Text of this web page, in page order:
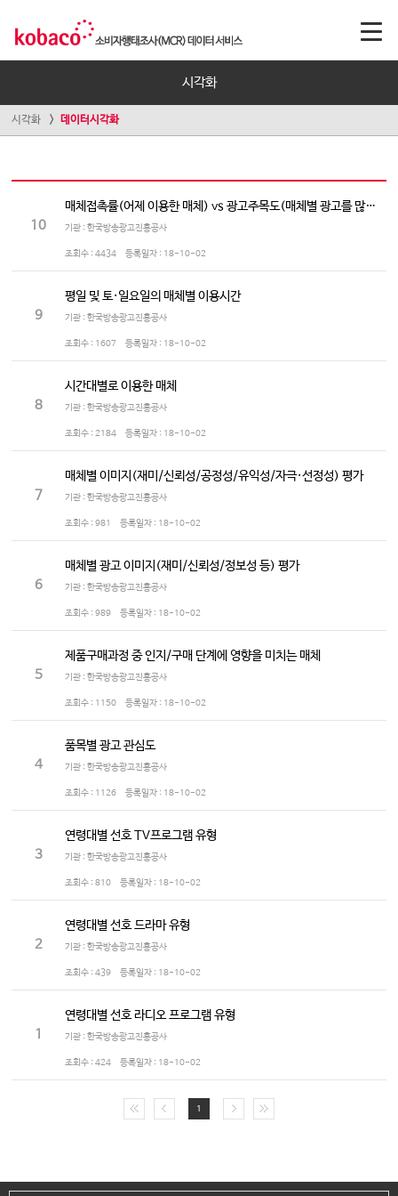
시각화
시각화 데이터시각화
10
매체접촉률(어제 이용한 매체) vs 광고주목도(매체별 광고를 많이 보는/듣는 정도)
기관 : 한국방송광고진흥공사
조회수 : 4434 등록일자 : 18-10-02
9
평일 및 토·일요일의 매체별 이용시간
기관 : 한국방송광고진흥공사
조회수 : 1607 등록일자 : 18-10-02
8
시간대별로 이용한 매체
기관 : 한국방송광고진흥공사
조회수 : 2184 등록일자 : 18-10-02
7
매체별 이미지(재미/신뢰성/공정성/유익성/자극·선정성) 평가
기관 : 한국방송광고진흥공사
조회수 : 981 등록일자 : 18-10-02
6
매체별 광고 이미지(재미/신뢰성/정보성 등) 평가
기관 : 한국방송광고진흥공사
조회수 : 989 등록일자 : 18-10-02
5
제품구매과정 중 인지/구매 단계에 영향을 미치는 매체
기관 : 한국방송광고진흥공사
조회수 : 1150 등록일자 : 18-10-02
4
품목별 광고 관심도
기관 : 한국방송광고진흥공사
조회수 : 1126 등록일자 : 18-10-02
3
연령대별 선호 TV프로그램 유형
기관 : 한국방송광고진흥공사
조회수 : 810 등록일자 : 18-10-02
2
연령대별 선호 드라마 유형
기관 : 한국방송광고진흥공사
조회수 : 439 등록일자 : 18-10-02
1
연령대별 선호 라디오 프로그램 유형
기관 : 한국방송광고진흥공사
조회수 : 424 등록일자 : 18-10-02
1